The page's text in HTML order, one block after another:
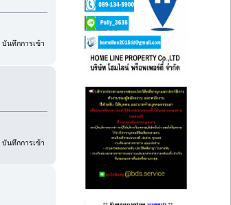
บันทึกการเข้า
บันทึกการเข้า